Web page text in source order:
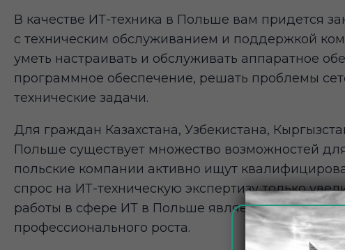
В качестве ИТ-техника в Польше вам придется
с техническим обслуживанием и поддержкой
уметь настраивать и обслуживать аппаратное
программное обеспечение, решать проблемы
технические задачи.
Для граждан Казахстана, Узбекистана,
Польше существует множество возможностей
польские компании активно ищут
спрос на ИТ-техническую экспертизу только
работы в сфере ИТ в Польше является высокая
профессионального роста.